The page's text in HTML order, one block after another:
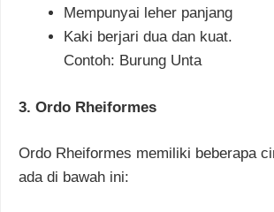
Mempunyai leher panjang
Kaki berjari dua dan kuat.
Contoh: Burung Unta
3. Ordo Rheiformes
Ordo Rheiformes memiliki beberapa
ada di bawah ini: